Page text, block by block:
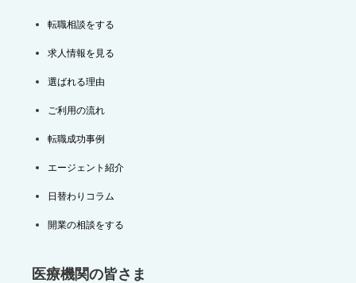
転職相談をする
求人情報を見る
選ばれる理由
ご利用の流れ
転職成功事例
エージェント紹介
日替わりコラム
開業の相談をする
医療機関の皆さま